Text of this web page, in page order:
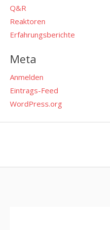
Q&R
Reaktoren
Erfahrungsberichte
Meta
Anmelden
Eintrags-Feed
WordPress.org